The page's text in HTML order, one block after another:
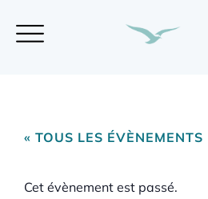
« TOUS LES ÉVÈNEMENTS
Cet évènement est passé.